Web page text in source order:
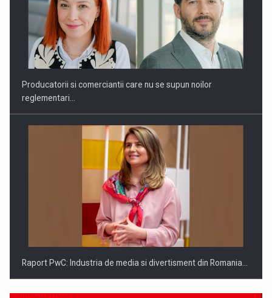
Webinar - Business Evolution-RETHINK STRATEGY-Finantare
Investitii Digitalizare
Producatorii si comerciantii care nu se supun noilor
reglementari…
Raport PwC: Industria de media si divertisment din Romania…